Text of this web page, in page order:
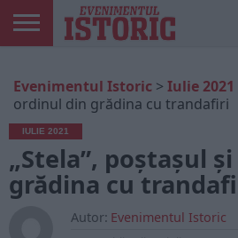
ONLINE
EDIȚII
TIPĂRITE
ISTORIC
PLAY
CONTUL
MEU
Evenimentul Istoric > Iulie 2021
ordinul din grădina cu trandafiri
IULIE 2021
„Stela”, poștașul
grădina cu
Autor: Evenimentul Istoric